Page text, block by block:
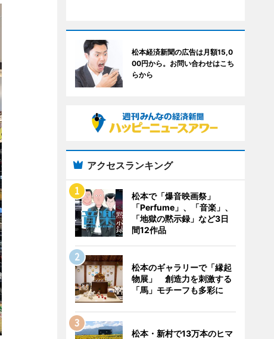
松本経済新聞の広告は月額15,0
00円から。お問い合わせはこち
らから
アクセスランキング
松本で「爆音映画祭」
「Perfume」、「音楽」、
「地獄の黙示録」など3日
間12作品
松本のギャラリーで「縁起
物展」 創造力を刺激する
「馬」モチーフも多彩に
松本・新村で13万本のヒマ